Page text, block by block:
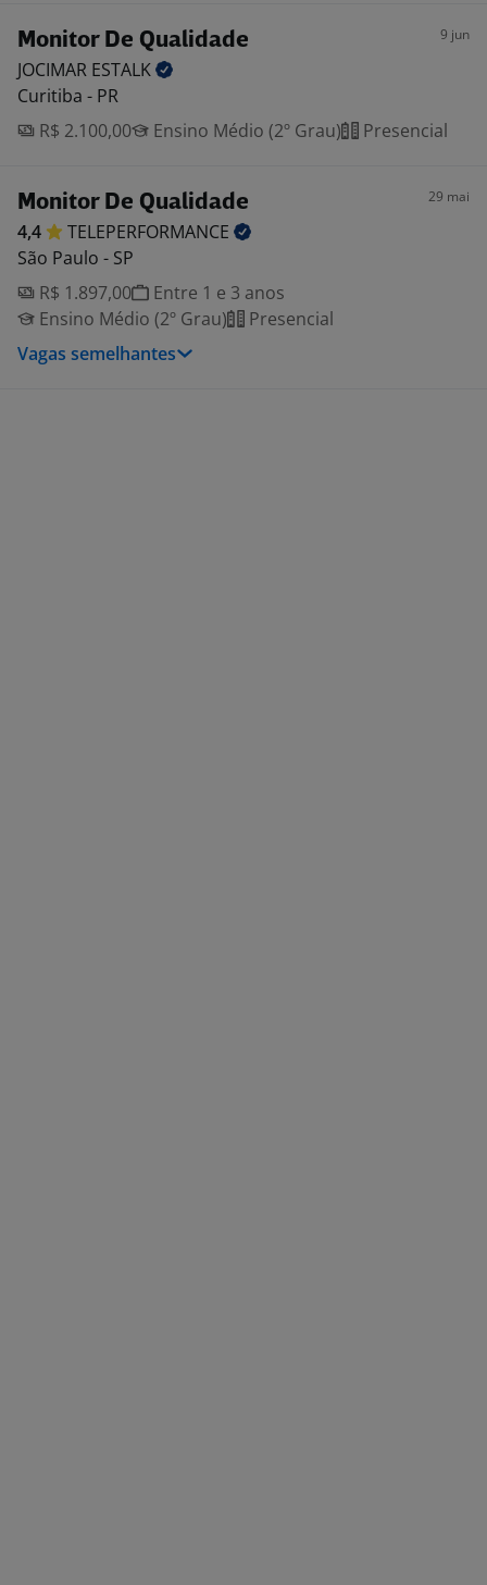
Monitor De Qualidade 9 jun
JOCIMAR ESTALK
Curitiba - PR
R$ 2.100,00
Ensino Médio (2º Grau) Presencial
Monitor De Qualidade 29 mai
4,4
TELEPERFORMANCE
São Paulo - SP
R$ 1.897,00
Entre 1 e 3 anos
Ensino Médio (2º Grau)
Presencial
Vagas semelhantes